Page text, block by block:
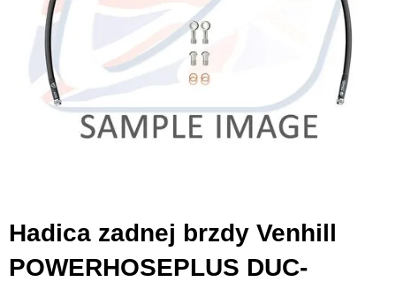
Hadica zadnej brzdy Venhill
POWERHOSEPLUS DUC-